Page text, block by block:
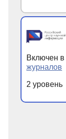
Включен в
журналов
2 уровень